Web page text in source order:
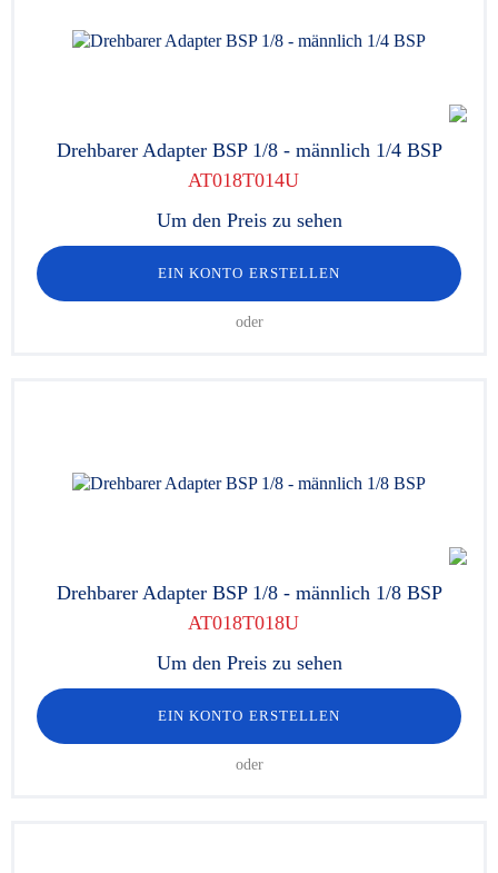
Drehbarer Adapter BSP 1/8 - männlich 1/4 BSP
AT018T014U
Um den Preis zu sehen
EIN KONTO ERSTELLEN
oder
Drehbarer Adapter BSP 1/8 - männlich 1/8 BSP
AT018T018U
Um den Preis zu sehen
EIN KONTO ERSTELLEN
oder